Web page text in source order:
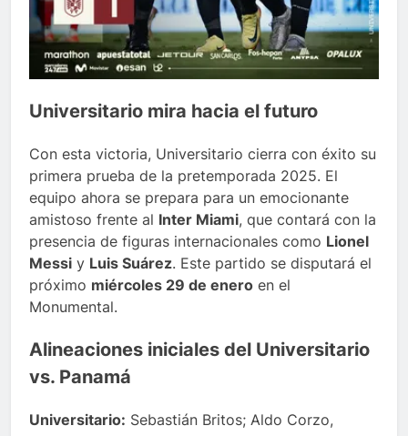
Universitario mira hacia el futuro
Con esta victoria, Universitario cierra con éxito su
primera prueba de la pretemporada 2025. El
equipo ahora se prepara para un emocionante
amistoso frente al Inter Miami, que contará con la
presencia de figuras internacionales como Lionel
Messi y Luis Suárez. Este partido se disputará el
próximo miércoles 29 de enero en el
Monumental.
Alineaciones iniciales del Universitario
vs. Panamá
Universitario: Sebastián Britos; Aldo Corzo,